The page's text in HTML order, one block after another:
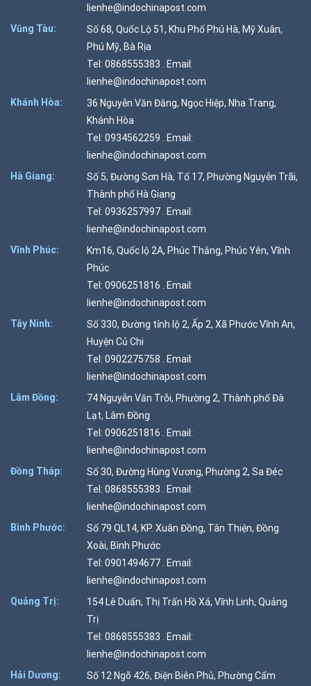
lienhe@indochinapost.com
Vũng Tàu:
Số 68, Quốc Lộ 51, Khu Phố Phú Hà, Mỹ Xuân,
Phú Mỹ, Bà Rịa
Tel: 0868555383 . Email:
lienhe@indochinapost.com
Khánh Hòa:
36 Nguyễn Văn Đăng, Ngọc Hiệp, Nha Trang,
Khánh Hòa
Tel: 0934562259 . Email:
lienhe@indochinapost.com
Hà Giang:
Số 5, Đường Sơn Hà, Tổ 17, Phường Nguyễn Trãi,
Thành phố Hà Giang
Tel: 0936257997 . Email:
lienhe@indochinapost.com
Vĩnh Phúc:
Km16, Quốc lộ 2A, Phúc Thắng, Phúc Yên, Vĩnh
Phúc
Tel: 0906251816 . Email:
lienhe@indochinapost.com
Tây Ninh:
Số 330, Đường tỉnh lộ 2, Ấp 2, Xã Phước Vĩnh An,
Huyện Củ Chi
Tel: 0902275758 . Email:
lienhe@indochinapost.com
Lâm Đồng:
74 Nguyễn Văn Trỗi, Phường 2, Thành phố Đà
Lạt, Lâm Đồng
Tel: 0906251816 . Email:
lienhe@indochinapost.com
Đồng Tháp:
Số 30, Đường Hùng Vương, Phường 2, Sa Đéc
Tel: 0868555383 . Email:
lienhe@indochinapost.com
Bình Phước:
Số 79 QL14, KP. Xuân Đồng, Tân Thiện, Đồng
Xoài, Bình Phước
Tel: 0901494677 . Email:
lienhe@indochinapost.com
Quảng Trị:
154 Lê Duẩn, Thị Trấn Hồ Xá, Vĩnh Linh, Quảng
Trị
Tel: 0868555383 . Email:
lienhe@indochinapost.com
Hải Dương:
Số 12 Ngõ 426, Điện Biên Phủ, Phường Cẩm